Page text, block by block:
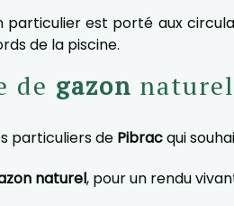
particulier est porté aux
de la piscine.
de gazon
particuliers de Pibracqui
naturel, pour un rendu